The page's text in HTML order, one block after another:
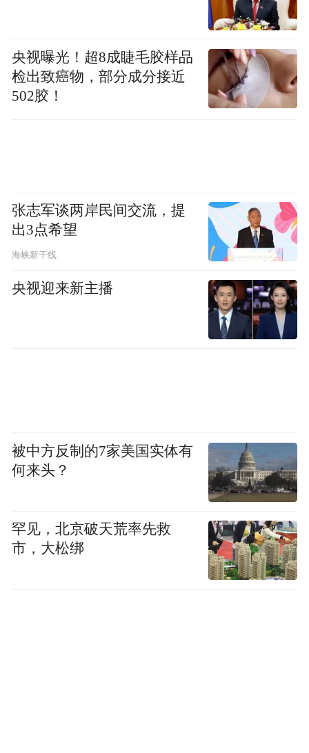
央视曝光！超8成睫毛胶样品
检出致癌物，部分成分接近
502胶！
张志军谈两岸民间交流，提
出3点希望
海峡新干线
央视迎来新主播
被中方反制的7家美国实体有
何来头？
罕见，北京破天荒率先救
市，大松绑